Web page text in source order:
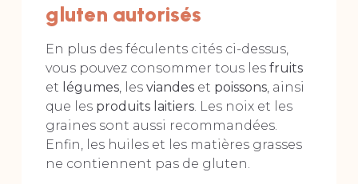
gluten autorisés
En plus des féculents cités ci-dessus,
vous pouvez consommer tous les fruits
et légumes, les viandes et poissons, ainsi
que les produits laitiers. Les noix et les
graines sont aussi recommandées.
Enfin, les huiles et les matières grasses
ne contiennent pas de gluten.